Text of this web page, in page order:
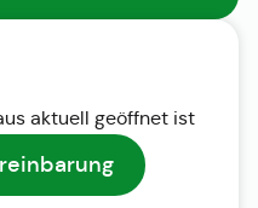
aktuell geöffnet ist